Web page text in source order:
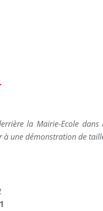
la Mairie-Ecole
à une démonstration de